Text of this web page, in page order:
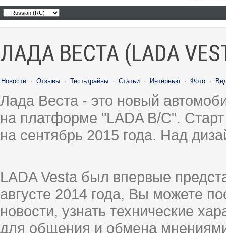
ЛАДА ВЕСТА (LADA
Новости · Отзывы · Тест-драйвы · Статьи · Интервью · Фото ·
Лада Веста - это новый
на платформе "LADA B/C".
на сентябрь 2015 года. Над
LADA Vesta был впервые
августе 2014 года, Вы можете
новости, узнать технические
для общения и обмена